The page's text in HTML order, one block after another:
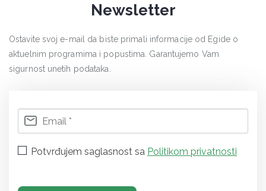
Newsletter
Ostavite svoj e-mail da biste primali informacije od Egide o
aktuelnim programima i popustima. Garantujemo Vam
sigurnost unetih podataka.
Potvrđujem saglasnost sa Politikom privatnosti